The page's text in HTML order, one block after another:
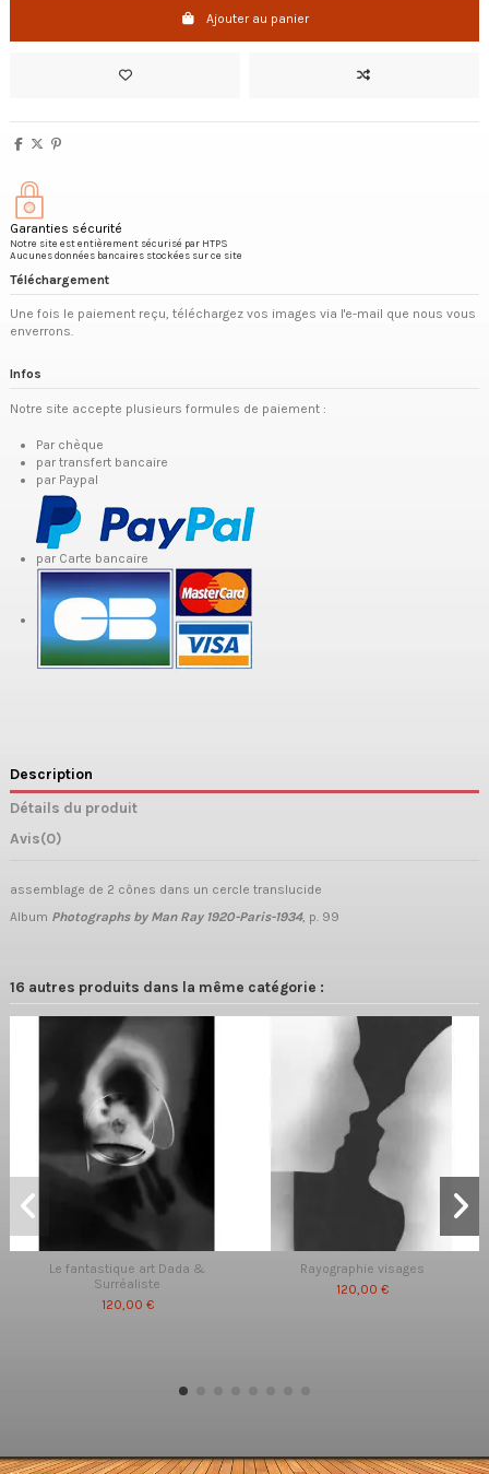
Ajouter au panier
Garanties sécurité
Notre site est entièrement sécurisé par HTPS
Aucunes données bancaires stockées sur ce site
Téléchargement
Une fois le paiement reçu, téléchargez vos images via l'e-mail que nous vous
enverrons.
Infos
Notre site accepte plusieurs formules de paiement :
Par chèque
par transfert bancaire
par Paypal
par Carte bancaire
Description
Détails du produit
Avis(0)
assemblage de 2 cônes dans un cercle translucide
Album Photographs by Man Ray 1920-Paris-1934, p. 99
16 autres produits dans la même catégorie :
Le fantastique art Dada &
Surréaliste
120,00 €
Rayographie visages
120,00 €